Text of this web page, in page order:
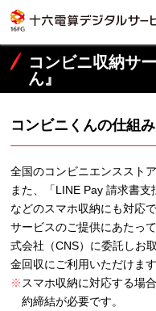
コンビニ収納サ
ん』
コンビニくんの仕組み
全国のコンビニエンススト
また、「LINE Pay 請求書支
などのスマホ収納にも対応で
サービスのご提供にあたっ
式会社（CNS）に委託しお
金回収にご利用いただけます
※ スマホ収納に対応する場
約締結が必要です。